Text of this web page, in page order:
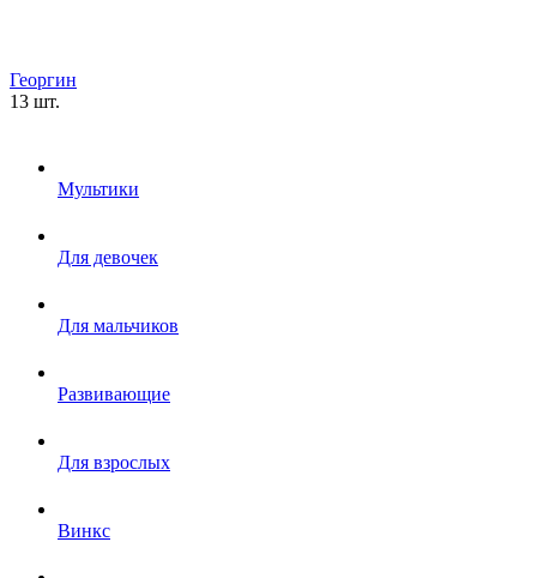
Георгин
13 шт.
Мультики
Для девочек
Для мальчиков
Развивающие
Для взрослых
Винкс